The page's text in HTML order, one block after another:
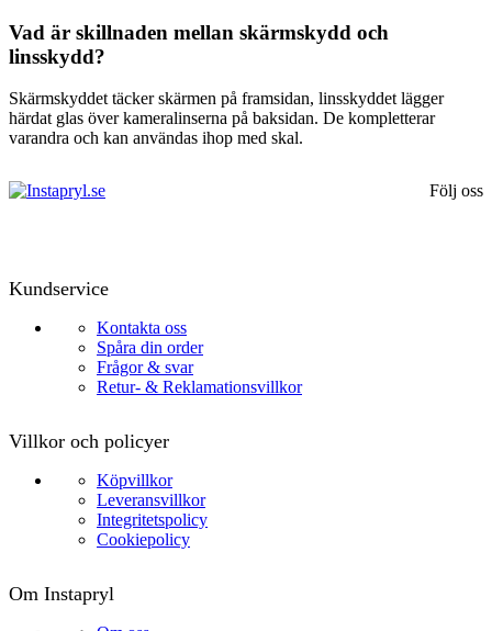
Vad är skillnaden mellan skärmskydd och
linsskydd?
Skärmskyddet täcker skärmen på framsidan, linsskyddet lägger
härdat glas över kameralinserna på baksidan. De kompletterar
varandra och kan användas ihop med skal.
Följ oss
Kundservice
Kontakta oss
Spåra din order
Frågor & svar
Retur- & Reklamationsvillkor
Villkor och policyer
Köpvillkor
Leveransvillkor
Integritetspolicy
Cookiepolicy
Om Instapryl